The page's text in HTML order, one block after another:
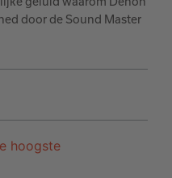
door de Sound Master
hoogste